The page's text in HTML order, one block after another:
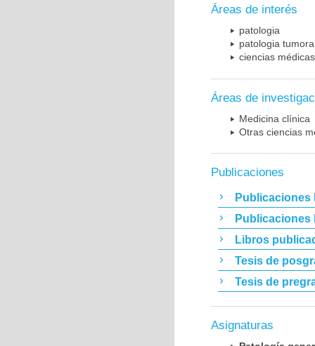
Áreas de interés
patologia
patologia
ciencias médicas
Áreas de
Medicina clínica
Otras ciencias
Publicaciones
Publicaciones
Publicaciones
Libros
Tesis de
Tesis de
Asignaturas